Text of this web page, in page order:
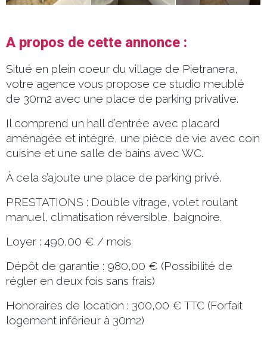
A propos de cette annonce :
Situé en plein coeur du village de Pietranera,
votre agence vous propose ce studio meublé
de 30m2 avec une place de parking privative.
Il comprend un hall d’entrée avec placard
aménagée et intégré, une pièce de vie avec coin
cuisine et une salle de bains avec WC.
À cela s’ajoute une place de parking privé.
PRESTATIONS : Double vitrage, volet roulant
manuel, climatisation réversible, baignoire.
Loyer : 490,00 € / mois
Dépôt de garantie : 980,00 € (Possibilité de
régler en deux fois sans frais)
Honoraires de location : 300,00 € TTC (Forfait
logement inférieur à 30m2)